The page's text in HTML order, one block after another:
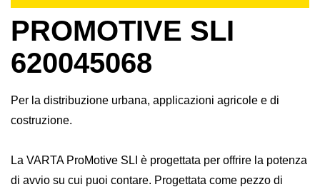
PROMOTIVE SLI
620045068
Per la distribuzione urbana, applicazioni agricole e di
costruzione.
La VARTA ProMotive SLI è progettata per offrire la potenza
di avvio su cui puoi contare. Progettata come pezzo di